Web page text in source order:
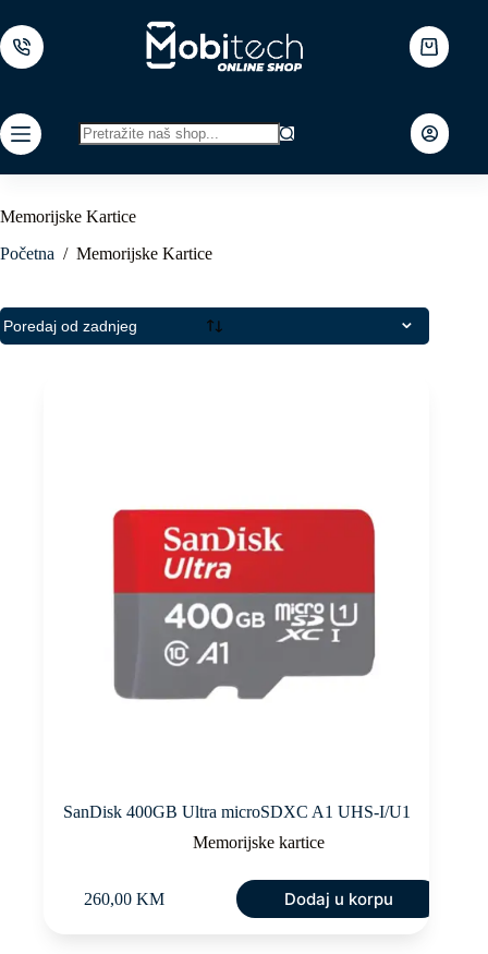
to
content
Shopping
cart
results
Memorijske Kartice
Početna / Memorijske Kartice
SanDisk 400GB Ultra microSDXC A1 UHS-I/U1
Memorijske kartice
260,00 KM Dodaj u korpu